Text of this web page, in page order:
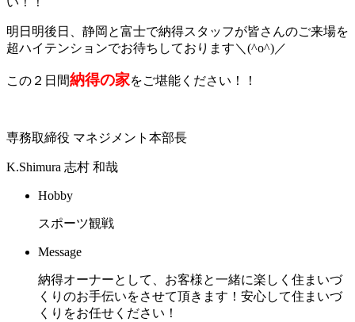
明日明後日、静岡と富士で納得スタッフが皆さんのご来場を
超ハイテンションでお待ちしております＼(^o^)／
この２日間納得の家をご堪能ください！！
専務取締役 マネジメント本部長
K.Shimura 志村 和哉
Hobby
スポーツ観戦
Message
納得オーナーとして、お客様と一緒に楽しく住まいづ
くりのお手伝いをさせて頂きます！安心して住まいづ
くりをお任せください！